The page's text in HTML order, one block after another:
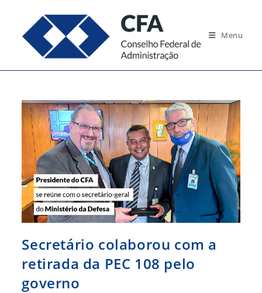
conteúdo
Menu
Secretário colaborou com a
retirada da PEC 108 pelo
governo